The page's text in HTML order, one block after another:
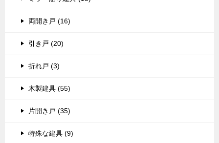
両開き戸 (16)
引き戸 (20)
折れ戸 (3)
木製建具 (55)
片開き戸 (35)
特殊な建具 (9)